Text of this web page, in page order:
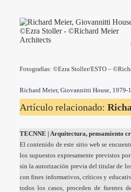
Fotografías: ©Ezra Stoller/ESTO –
Richard Meier, Giovannitti House, 1979-
Artículo relacionado:
TECNNE | Arquitectura, pensamiento
El contenido de este sitio web se
los supuestos expresamente previstos
sin la autorización previa del titular de
con fines informativos, críticos y
todos los casos, proceden de fuentes